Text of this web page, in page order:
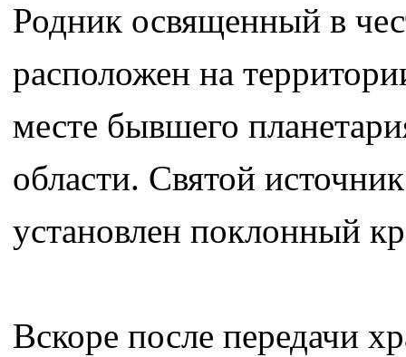
Родник освященный в
расположен на
месте бывшего
области. Святой
установлен поклонный
Вскоре после передачи